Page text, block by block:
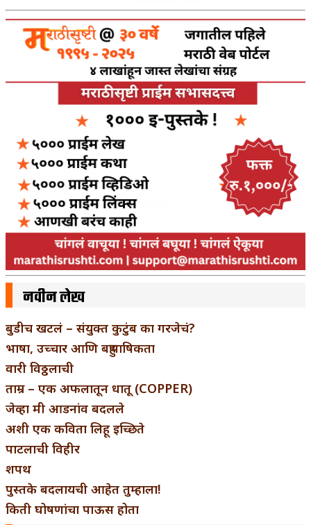
नवीन लेख
बुडीच खटलं – संयुक्त कुटुंब का गरजेचं?
भाषा, उच्चार आणि बहुभाषिकता
वारी विठ्ठलाची
ताम्र – एक अफलातून धातू (COPPER)
जेव्हा मी आडनांव बदलले
अशी एक कविता लिहू इच्छिते
पाटलाची विहीर
शपथ
पुस्तके बदलायची आहेत तुम्हाला!
किती घोषणांचा पाऊस होता